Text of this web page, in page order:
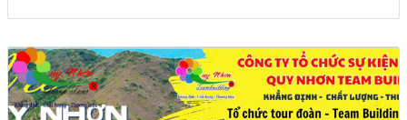
tour ghép Hòn Khô